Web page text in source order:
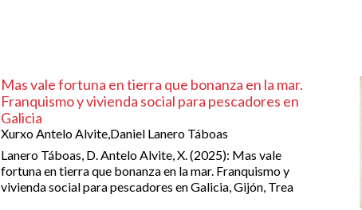
Mas vale fortuna en tierra que bonanza en la mar.
Franquismo y vivienda social para pescadores en
Galicia
Xurxo Antelo Alvite,Daniel Lanero Táboas
Lanero Táboas, D. Antelo Alvite, X. (2025): Mas vale
fortuna en tierra que bonanza en la mar. Franquismo y
vivienda social para pescadores en Galicia, Gijón, Trea